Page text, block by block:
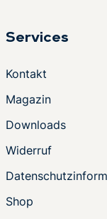
Services
Kontakt
Magazin
Downloads
Widerruf
Shop